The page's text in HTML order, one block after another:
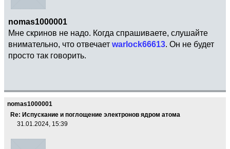
nomas1000001
Мне скринов не надо. Когда спрашиваете, слушайте
внимательно, что отвечает warlock66613. Он не будет
просто так говорить.
nomas1000001
Re: Испускание и поглощение электронов ядром атома
31.01.2024, 15:39